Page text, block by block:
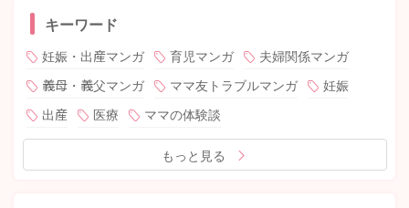
キーワード
妊娠・出産マンガ 育児マンガ
夫婦関係マンガ
義母・義父マンガ
ママ友トラブルマンガ
妊娠
出産
医療 ママの体験談
もっと見る